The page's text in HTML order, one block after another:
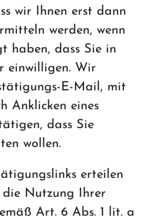
wir Ihnen erst dann
werden, wenn
haben, dass Sie in
einwilligen. Wir
E-Mail, mit
Anklicken eines
dass Sie
wollen.
erteilen
Nutzung Ihrer
Art. 6 Abs. 1 lit. a